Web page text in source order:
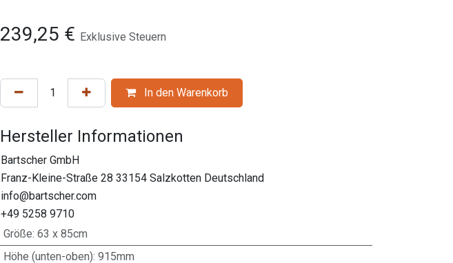
239,25 € Exklusive Steuern
In den Warenkorb
Hersteller Informationen
Bartscher GmbH
Franz-Kleine-Straße 28 33154 Salzkotten Deutschland
info@bartscher.com
+49 5258 9710
Größe: 63 x 85cm
Höhe (unten-oben): 915mm